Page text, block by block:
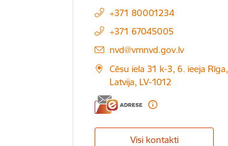
+371 80001234
+371 67045005
E-pasts:
nvd@vmnvd.gov.lv
Cēsu iela 31 k-3, 6. ieeja Rīga,
Latvija, LV-1012
Visi kontakti